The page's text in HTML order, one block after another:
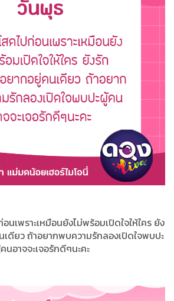
เพราะเหมือนยังไม่พร้อมเปิดใจให้ใคร ยัง
ดียว ถ้าอยากพบความรักลองเปิดใจพบปะ
นอาจจะเจอรักดีๆนะคะ